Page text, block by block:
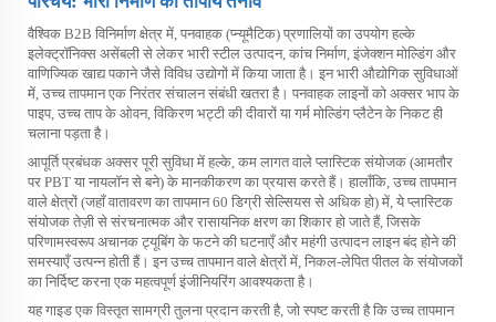
वैश्विक B2B विनिर्माण क्षेत्र में, पनवाहक (प्न्यूमैटिक) प्रणालियों का उपयोग हल्के
इलेक्ट्रॉनिक्स असेंबली से लेकर भारी स्टील उत्पादन, कांच निर्माण, इंजेक्शन मोल्डिंग और
वाणिज्यिक खाद्य पकाने जैसे विविध उद्योगों में किया जाता है। इन भारी औद्योगिक सुविधाओं
में, उच्च तापमान एक निरंतर संचालन संबंधी खतरा है। पनवाहक लाइनों को अक्सर भाप के
पाइप, उच्च ताप के ओवन, विकिरण भट्टी की दीवारों या गर्म मोल्डिंग प्लैटेन के निकट ही
चलाना पड़ता है।
आपूर्ति प्रबंधक अक्सर पूरी सुविधा में हल्के, कम लागत वाले प्लास्टिक संयोजक (आमतौर
पर PBT या नायलॉन से बने) के मानकीकरण का प्रयास करते हैं। हालाँकि, उच्च तापमान
वाले क्षेत्रों (जहाँ वातावरण का तापमान 60 डिग्री सेल्सियस से अधिक हो) में, ये प्लास्टिक
संयोजक तेज़ी से संरचनात्मक और रासायनिक क्षरण का शिकार हो जाते हैं, जिसके
परिणामस्वरूप अचानक ट्यूबिंग के फटने की घटनाएँ और महंगी उत्पादन लाइन बंद होने की
समस्याएँ उत्पन्न होती हैं। इन उच्च तापमान वाले क्षेत्रों में, निकल-लेपित पीतल के संयोजकों
का निर्दिष्ट करना एक महत्वपूर्ण इंजीनियरिंग आवश्यकता है।
यह गाइड एक विस्तृत सामग्री तुलना प्रदान करती है, जो स्पष्ट करती है कि उच्च तापमान